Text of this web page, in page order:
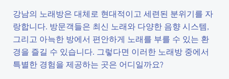
강남의 노래방은 대체로 현대적이고 세련된 분위기를 자
랑합니다. 방문객들은 최신 노래와 다양한 음향 시스템,
그리고 아늑한 방에서 편안하게 노래를 부를 수 있는 환
경을 즐길 수 있습니다. 그렇다면 이러한 노래방 중에서
특별한 경험을 제공하는 곳은 어디일까요?